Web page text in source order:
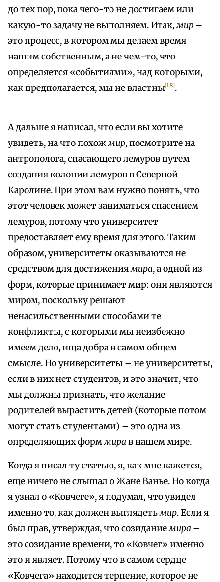
до тех пор, пока чего-то не достигаем или
какую-то задачу не выполняем. Итак,мир –
это процесс, в котором мы делаем время
нашим собственным, а не чем-то, что
определяется «событиями», над которыми,
как предполагается, мы не властны[18].
А дальше я написал, что если вы хотите
увидеть, на что похожмир, посмотрите на
антрополога, спасающего лемуров путем
создания колонии лемуров в Северной
Каролине. При этом вам нужно понять, что
этот человек может заниматься спасением
лемуров, потому что университет
предоставляет ему время для этого. Таким
образом, университеты оказываются не
средством для достижениямира, а одной из
форм, которые принимает мир: они являются
миром, поскольку решают
ненасильственными способами те
конфликты, с которыми мы неизбежно
имеем дело, ища добра в самом общем
смысле. Но университеты – не университеты,
если в них нет студентов, и это значит, что
мы должны признать, что желание
родителей вырастить детей (которые потом
могут стать студентами) – это одна из
определяющих форммирав нашем мире.
Когда я писал ту статью, я, как мне кажется,
еще ничего не слышал о Жане Ванье. Но когда
я узнал о «Ковчеге», я подумал, что увидел
именно то, как должен выглядетьмир. Если я
был прав, утверждая, что созиданиемира –
это созидание времени, то «Ковчег» именно
это и являет. Потому что в самом сердце
«Ковчега» находится терпение, которое не